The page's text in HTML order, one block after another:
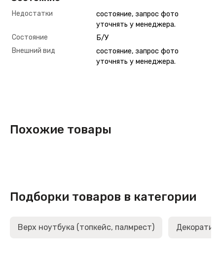
Недостатки
состояние, запрос фото
уточнять у менеджера.
Состояние
Б/У
Внешний вид
состояние, запрос фото
уточнять у менеджера.
Похожие товары
Подборки товаров в категории
Верх ноутбука (топкейс, палмрест)